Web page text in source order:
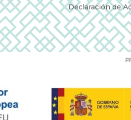
Declaración de